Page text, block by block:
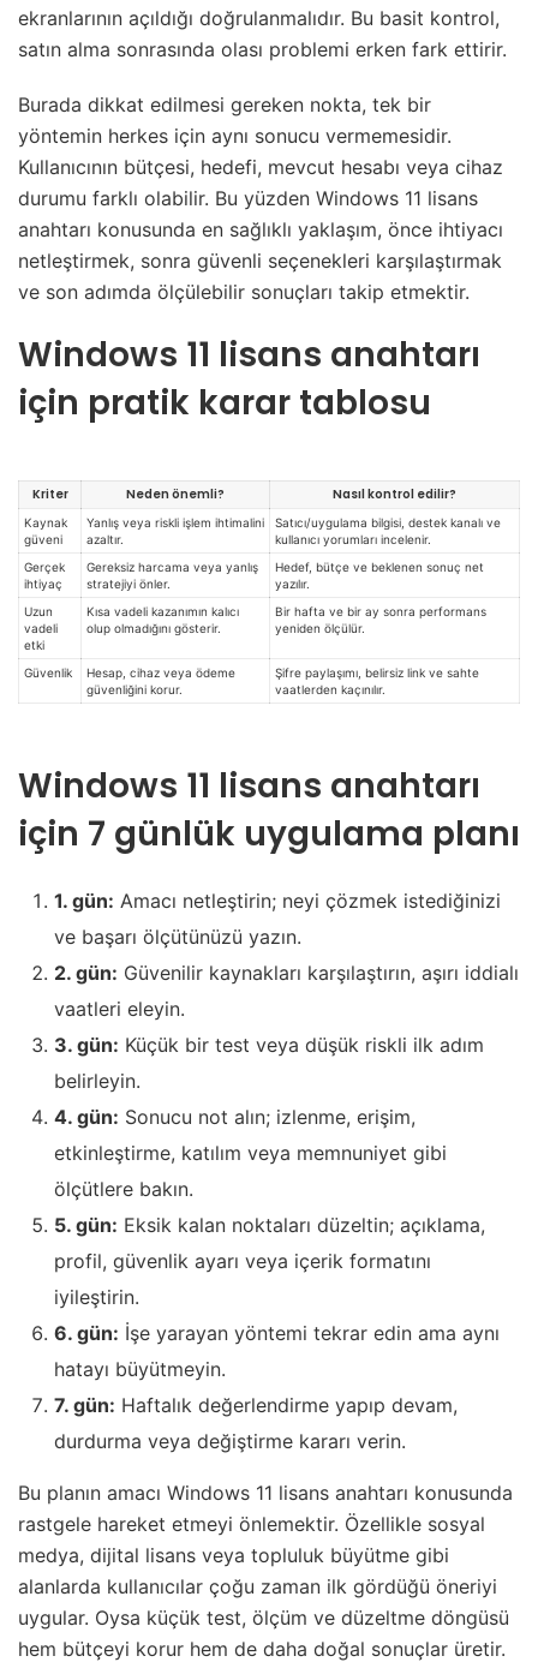
ekranlarının açıldığı doğrulanmalıdır. Bu basit kontrol,
satın alma sonrasında olası problemi erken fark ettirir.
Burada dikkat edilmesi gereken nokta, tek bir
yöntemin herkes için aynı sonucu vermemesidir.
Kullanıcının bütçesi, hedefi, mevcut hesabı veya cihaz
durumu farklı olabilir. Bu yüzden Windows 11 lisans
anahtarı konusunda en sağlıklı yaklaşım, önce ihtiyacı
netleştirmek, sonra güvenli seçenekleri karşılaştırmak
ve son adımda ölçülebilir sonuçları takip etmektir.
Windows 11 lisans anahtarı
için pratik karar tablosu
Kriter Neden önemli? Nasıl kontrol edilir?
Kaynak
güveni
Yanlış veya riskli işlem ihtimalini
azaltır.
Satıcı/uygulama bilgisi, destek kanalı ve
kullanıcı yorumları incelenir.
Gerçek
ihtiyaç
Gereksiz harcama veya yanlış
stratejiyi önler.
Hedef, bütçe ve beklenen sonuç net
yazılır.
Uzun
vadeli
etki
Kısa vadeli kazanımın kalıcı
olup olmadığını gösterir.
Bir hafta ve bir ay sonra performans
yeniden ölçülür.
Güvenlik
Hesap, cihaz veya ödeme
güvenliğini korur.
Şifre paylaşımı, belirsiz link ve sahte
vaatlerden kaçınılır.
Windows 11 lisans anahtarı
için 7 günlük uygulama planı
1. gün: Amacı netleştirin; neyi çözmek istediğinizi
ve başarı ölçütünüzü yazın.
2. gün: Güvenilir kaynakları karşılaştırın, aşırı iddialı
vaatleri eleyin.
3. gün: Küçük bir test veya düşük riskli ilk adım
belirleyin.
4. gün: Sonucu not alın; izlenme, erişim,
etkinleştirme, katılım veya memnuniyet gibi
ölçütlere bakın.
5. gün: Eksik kalan noktaları düzeltin; açıklama,
profil, güvenlik ayarı veya içerik formatını
iyileştirin.
6. gün: İşe yarayan yöntemi tekrar edin ama aynı
hatayı büyütmeyin.
7. gün: Haftalık değerlendirme yapıp devam,
durdurma veya değiştirme kararı verin.
Bu planın amacı Windows 11 lisans anahtarı konusunda
rastgele hareket etmeyi önlemektir. Özellikle sosyal
medya, dijital lisans veya topluluk büyütme gibi
alanlarda kullanıcılar çoğu zaman ilk gördüğü öneriyi
uygular. Oysa küçük test, ölçüm ve düzeltme döngüsü
hem bütçeyi korur hem de daha doğal sonuçlar üretir.